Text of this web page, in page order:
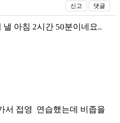
신고 댓글
아침 2시간 50분이네요..
서 접영 연습했는데 비좁을